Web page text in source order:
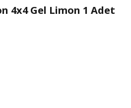
4x4 Gel Limon 1 Adet